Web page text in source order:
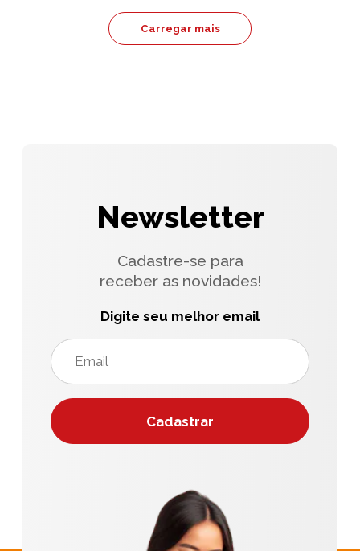
Carregar mais
Newsletter
Cadastre-se para
receber as novidades!
Digite seu melhor email